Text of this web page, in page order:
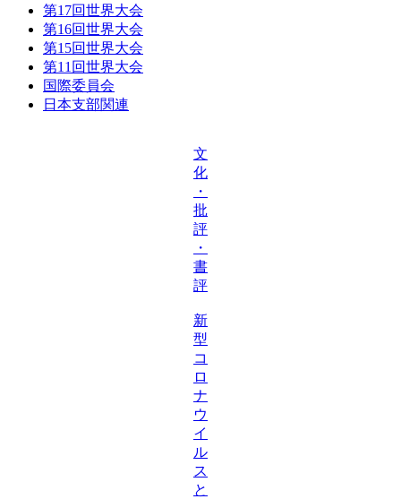
第17回世界大会
第16回世界大会
第15回世界大会
第11回世界大会
国際委員会
日本支部関連
文
化
・
批
評
・
書
評
新
型
コ
ロ
ナ
ウ
イ
ル
ス
と